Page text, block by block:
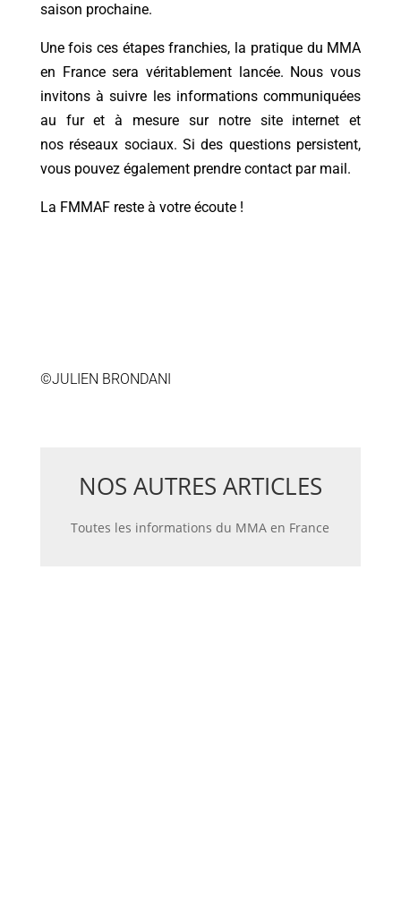
saison prochaine.
Une fois ces étapes franchies, la pratique du MMA
en France sera véritablement lancée. Nous vous
invitons à suivre les informations communiquées
au fur et à mesure sur notre site internet et
nos réseaux sociaux. Si des questions persistent,
vous pouvez également prendre contact par mail.
La FMMAF reste à votre écoute !
©JULIEN BRONDANI
NOS AUTRES ARTICLES
Toutes les informations du MMA en France